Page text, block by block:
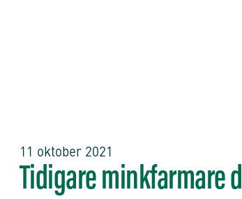
11 oktober 2021
Tidigare minkfarmare